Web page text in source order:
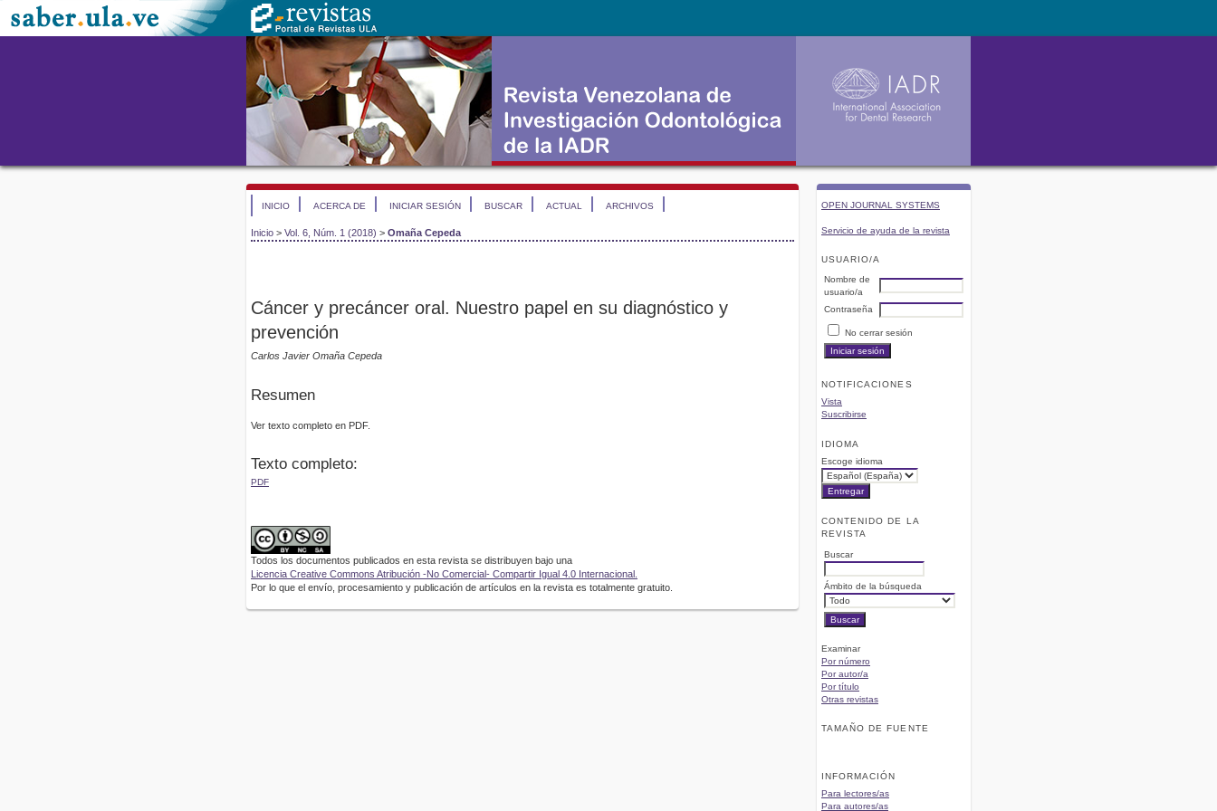
OPEN JOURNAL SYSTEMS
Servicio de ayuda de la revista
USUARIO/A
Nombre de
usuario/a
Contraseña
No cerrar sesión
NOTIFICACIONES
Vista
Suscribirse
IDIOMA
Escoge idioma
CONTENIDO DE LA
REVISTA
Buscar
Ámbito de la búsqueda
Examinar
Por número
Por autor/a
Por título
Otras revistas
TAMAÑO DE FUENTE
INFORMACIÓN
Para lectores/as
Para autores/as
INICIO ACERCA DE INICIAR SESIÓN BUSCAR ACTUAL ARCHIVOS
Inicio > Vol. 6, Núm. 1 (2018) > Omaña Cepeda
Cáncer y precáncer oral. Nuestro papel en su diagnóstico y
prevención
Carlos Javier Omaña Cepeda
Resumen
Ver texto completo en PDF.
Texto completo:
PDF
Todos los documentos publicados en esta revista se distribuyen bajo una
Licencia Creative Commons Atribución -No Comercial- Compartir Igual 4.0 Internacional.
Por lo que el envío, procesamiento y publicación de artículos en la revista es totalmente gratuito.